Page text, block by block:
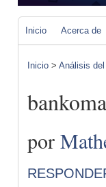
Inicio Acerca de
Inicio > Análisis
por